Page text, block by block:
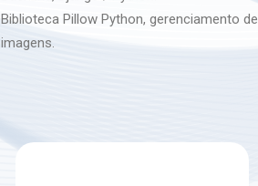
Biblioteca Pillow Python, gerenciamento de
imagens.